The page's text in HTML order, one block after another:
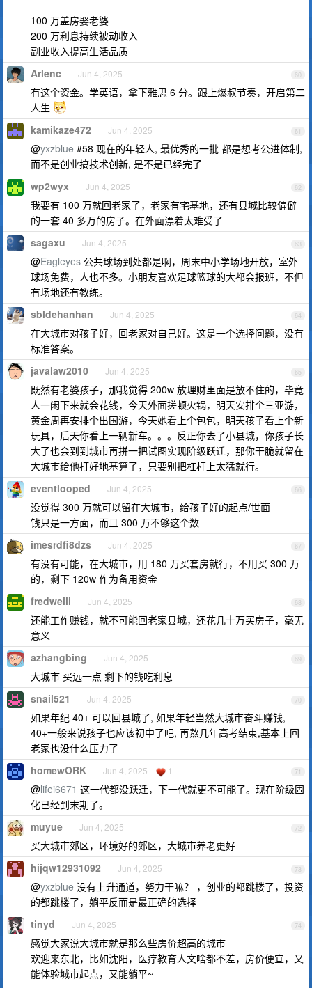
100 万盖房娶老婆
200 万利息持续被动收入
副业收入提高生活品质
60
Arlenc Jun 4, 2025
有这个资金。学英语，拿下雅思 6 分。跟上爆叔节奏，开启第二
人生
61
kamikaze472 Jun 4, 2025
@yxzblue #58 现在的年轻人, 最优秀的一批 都是想考公进体制,
而不是创业搞技术创新, 是不是已经完了
62
wp2wyx Jun 4, 2025
我要有 100 万就回老家了，老家有宅基地，还有县城比较偏僻
的一套 40 多万的房子。在外面漂着太难受了
63
sagaxu Jun 4, 2025
@Eagleyes 公共球场到处都是啊，周末中小学场地开放，室外
球场免费，人也不多。小朋友喜欢足球篮球的大都会报班，不但
有场地还有教练。
64
sbldehanhan Jun 4, 2025
在大城市对孩子好，回老家对自己好。这是一个选择问题，没有
标准答案。
65
javalaw2010 Jun 4, 2025
既然有老婆孩子，那我觉得 200w 放理财里面是放不住的，毕竟
人一闲下来就会花钱，今天外面搓顿火锅，明天安排个三亚游，
黄金周再安排个出国游，今天她看上个包包，明天孩子看上个新
玩具，后天你看上一辆新车。。。反正你去了小县城，你孩子长
大了也会到到城市再拼一把试图实现阶级跃迁，那你干脆就留在
大城市给他打好地基算了，只要别把杠杆上太猛就行。
66
eventlooped Jun 4, 2025
没觉得 300 万就可以留在大城市，给孩子好的起点/世面
钱只是一方面，而且 300 万不够这个数
67
imesrdfi8dzs Jun 4, 2025
有没有可能，在大城市，用 180 万买套房就行，不用买 300 万
的，剩下 120w 作为备用资金
68
fredweili Jun 4, 2025
还能工作赚钱，就不可能回老家县城，还花几十万买房子，毫无
意义
69
azhangbing Jun 4, 2025
大城市 买远一点 剩下的钱吃利息
70
snail521 Jun 4, 2025
如果年纪 40+ 可以回县城了, 如果年轻当然大城市奋斗赚钱,
40+一般来说孩子也应该初中了吧, 再熬几年高考结束,基本上回
老家也没什么压力了
71
homewORK Jun 4, 2025 1
@lifei6671 这一代都没跃迁，下一代就更不可能了。现在阶级固
化已经到末期了。
72
muyue Jun 4, 2025
买大城市郊区，环境好的郊区，大城市养老更好
73
hijqw12931092 Jun 4, 2025
@yxzblue 没有上升通道，努力干嘛？ ，创业的都跳楼了，投资
的都跳楼了，躺平反而是最正确的选择
74
tinyd Jun 4, 2025
感觉大家说大城市就是那么些房价超高的城市
欢迎来东北，比如沈阳，医疗教育人文啥都不差，房价便宜，又
能体验城市起点，又能躺平~